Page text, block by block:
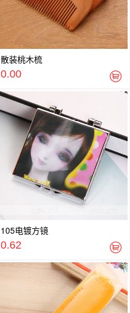
散装桃木梳
0.00
105电镀方镜
0.62